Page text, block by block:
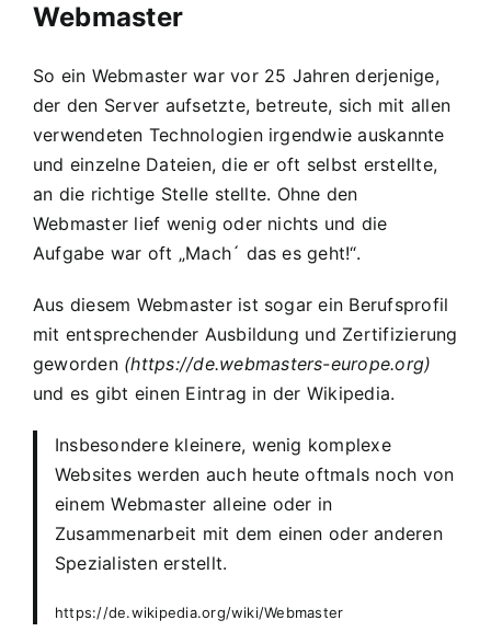
Webmaster
So ein Webmaster war vor 25 Jahren derjenige,
der den Server aufsetzte, betreute, sich mit allen
verwendeten Technologien irgendwie auskannte
und einzelne Dateien, die er oft selbst erstellte,
an die richtige Stelle stellte. Ohne den
Webmaster lief wenig oder nichts und die
Aufgabe war oft „Mach´ das es geht!“.
Aus diesem Webmaster ist sogar ein Berufsprofil
mit entsprechender Ausbildung und Zertifizierung
geworden (https://de.webmasters-europe.org)
und es gibt einen Eintrag in der Wikipedia.
Insbesondere kleinere, wenig komplexe
Websites werden auch heute oftmals noch von
einem Webmaster alleine oder in
Zusammenarbeit mit dem einen oder anderen
Spezialisten erstellt.
https://de.wikipedia.org/wiki/Webmaster